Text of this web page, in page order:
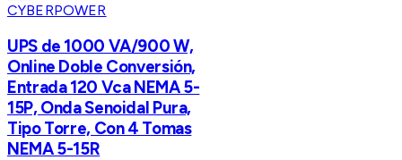
CYBERPOWER
UPS de 1000 VA/900 W,
Online Doble Conversión,
Entrada 120 Vca NEMA 5-
15P, Onda Senoidal Pura,
Tipo Torre, Con 4 Tomas
NEMA 5-15R